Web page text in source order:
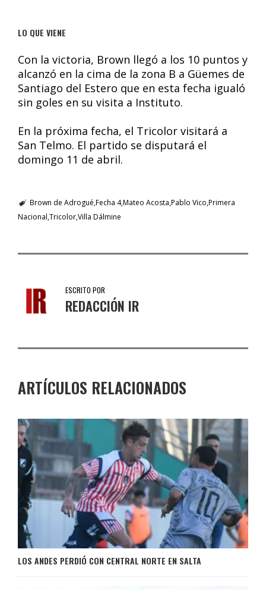
LO QUE VIENE
Con la victoria, Brown llegó a los 10 puntos y
alcanzó en la cima de la zona B a Güemes de
Santiago del Estero que en esta fecha igualó
sin goles en su visita a Instituto.
En la próxima fecha, el Tricolor visitará a
San Telmo. El partido se disputará el
domingo 11 de abril.
Brown de Adrogué Fecha 4Mateo Acosta Pablo Vico Primera
Nacional TricolorVilla Dálmine
ESCRITO POR
REDACCIÓN IR
ARTÍCULOS RELACIONADOS
LOS ANDES PERDIÓ CON CENTRAL NORTE EN SALTA